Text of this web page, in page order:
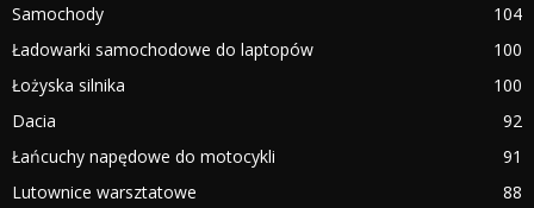
Samochody
104
Ładowarki samochodowe do laptopów
100
Łożyska silnika
100
Dacia
92
Łańcuchy napędowe do motocykli
91
Lutownice warsztatowe
88